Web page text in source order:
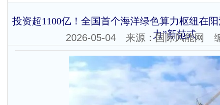
投资超1100亿！全国首个海洋绿色算力枢纽在
力”新范式
2026-05-04 来源：国际风能网